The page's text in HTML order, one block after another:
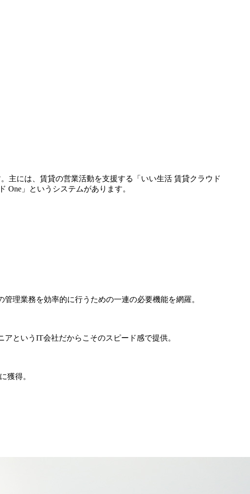
主には、賃貸の営業活動を支援する「いい生活 賃貸クラウド
One」というシステムがあります。
理業務を効率的に行うための一連の必要機能を網羅。
というIT会社だからこそのスピード感で提供。
獲得。